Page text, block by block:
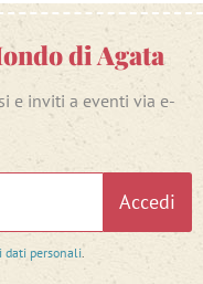
di Agata
e inviti a eventi via e-
Accedi
dati personali